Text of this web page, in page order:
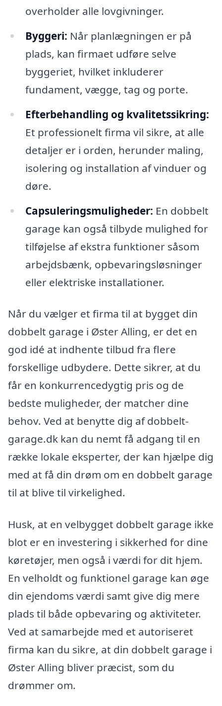
overholder alle lovgivninger.
Byggeri: Når planlægningen er på
plads, kan firmaet udføre selve
byggeriet, hvilket inkluderer
fundament, vægge, tag og porte.
Efterbehandling og kvalitetssikring:
Et professionelt firma vil sikre, at alle
detaljer er i orden, herunder maling,
isolering og installation af vinduer og
døre.
Capsuleringsmuligheder: En dobbelt
garage kan også tilbyde mulighed for
tilføjelse af ekstra funktioner såsom
arbejdsbænk, opbevaringsløsninger
eller elektriske installationer.
Når du vælger et firma til at bygget din
dobbelt garage i Øster Alling, er det en
god idé at indhente tilbud fra flere
forskellige udbydere. Dette sikrer, at du
får en konkurrencedygtig pris og de
bedste muligheder, der matcher dine
behov. Ved at benytte dig af dobbelt-
garage.dk kan du nemt få adgang til en
række lokale eksperter, der kan hjælpe dig
med at få din drøm om en dobbelt garage
til at blive til virkelighed.
Husk, at en velbygget dobbelt garage ikke
blot er en investering i sikkerhed for dine
køretøjer, men også i værdi for dit hjem.
En velholdt og funktionel garage kan øge
din ejendoms værdi samt give dig mere
plads til både opbevaring og aktiviteter.
Ved at samarbejde med et autoriseret
firma kan du sikre, at din dobbelt garage i
Øster Alling bliver præcist, som du
drømmer om.